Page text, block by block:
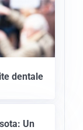
dentale
Un